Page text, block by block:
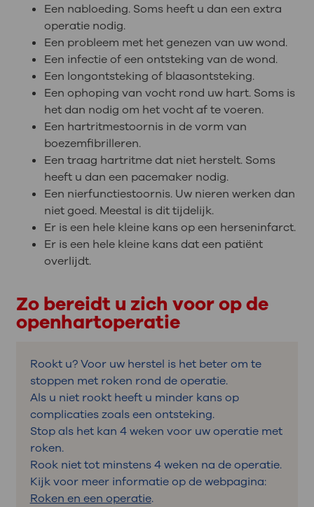
Een nabloeding. Soms heeft u dan een extra
operatie nodig.
Een probleem met het genezen van uw wond.
Een infectie of een ontsteking van de wond.
Een longontsteking of blaasontsteking.
Een ophoping van vocht rond uw hart. Soms is
het dan nodig om het vocht af te voeren.
Een hartritmestoornis in de vorm van
boezemfibrilleren.
Een traag hartritme dat niet herstelt. Soms
heeft u dan een pacemaker nodig.
Een nierfunctiestoornis. Uw nieren werken dan
niet goed. Meestal is dit tijdelijk.
Er is een hele kleine kans op een herseninfarct.
Er is een hele kleine kans dat een patiënt
overlijdt.
Zo bereidt u zich voor op de
openhartoperatie
Rookt u? Voor uw herstel is het beter om te
stoppen met roken rond de operatie.
Als u niet rookt heeft u minder kans op
complicaties zoals een ontsteking.
Stop als het kan 4 weken voor uw operatie met
roken.
Rook niet tot minstens 4 weken na de operatie.
Kijk voor meer informatie op de webpagina:
Roken en een operatie.